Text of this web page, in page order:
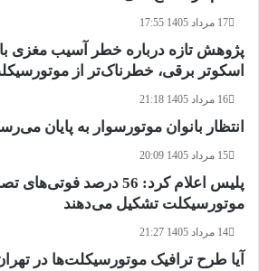
17 مرداد 1405 17:55
پژوهش تازه درباره خطر آسیب مغزی
اسکوتر برقی، خطرناک‌تر از
16 مرداد 1405 21:18
انتظار بانوان موتورسوار به پایان
15 مرداد 1405 20:09
پلیس اعلام کرد: 56 درصد
موتورسیکلت تشکیل می‌دهند
14 مرداد 1405 21:27
آیا طرح ترافیک موتورسیکلت‌ها در